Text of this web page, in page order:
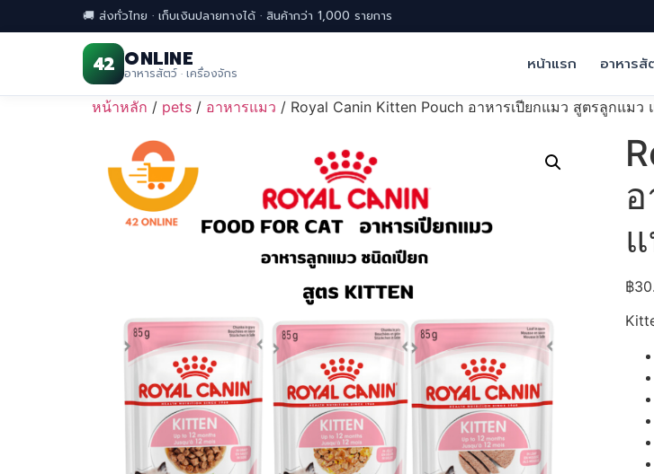
🚚 ส่งทั่วไทย · เก็บเงินปลายทางได้ · สินค้ากว่า 1,000 รายการ
42 ONLINE
อาหารสัตว์ · เครื่องจักร หน้าแรก อาหารสั
หน้าหลัก / pets / อาหารแมว / Royal Canin Kitten Pouch อาหารเปียกแมว สูตรลูกแมว
฿